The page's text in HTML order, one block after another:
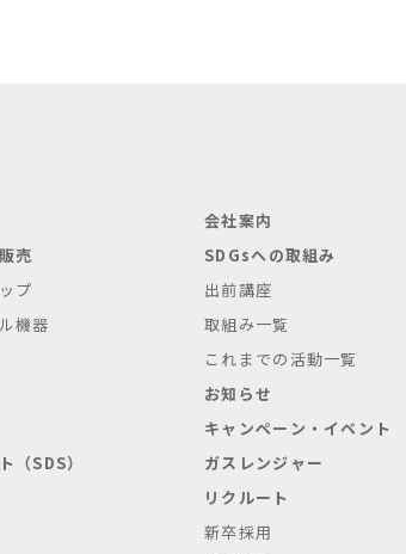
売
プ
機器
（SDS）
会社案内
SDGsへの取組み
出前講座
取組み一覧
これまでの活動一覧
お知らせ
キャンペーン・イベント
ガスレンジャー
リクルート
新卒採用